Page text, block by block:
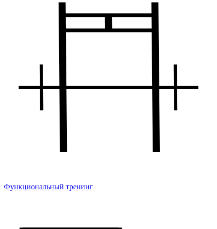
Функциональный тренинг